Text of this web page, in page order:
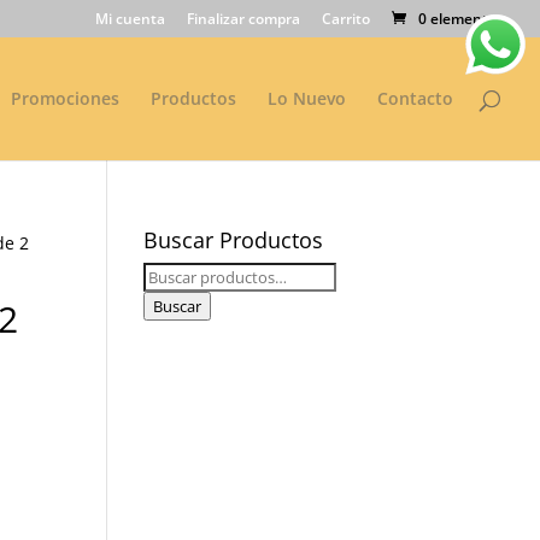
Mi cuenta Finalizar compra Carrito 0 elementos
Promociones Productos Lo Nuevo Contacto
2
Buscar Productos
Buscar
por:
Buscar